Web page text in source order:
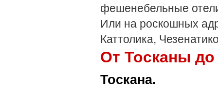
фешенебельные
Или на роскошных
Каттолика,
От Тосканы
Тоскана.